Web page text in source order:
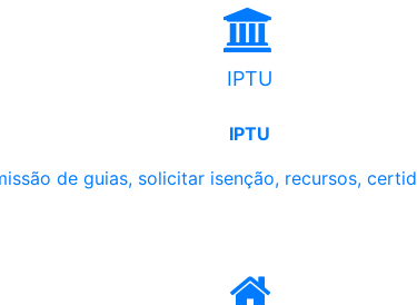
IPTU
IPTU
de guias, solicitar isenção, recursos,